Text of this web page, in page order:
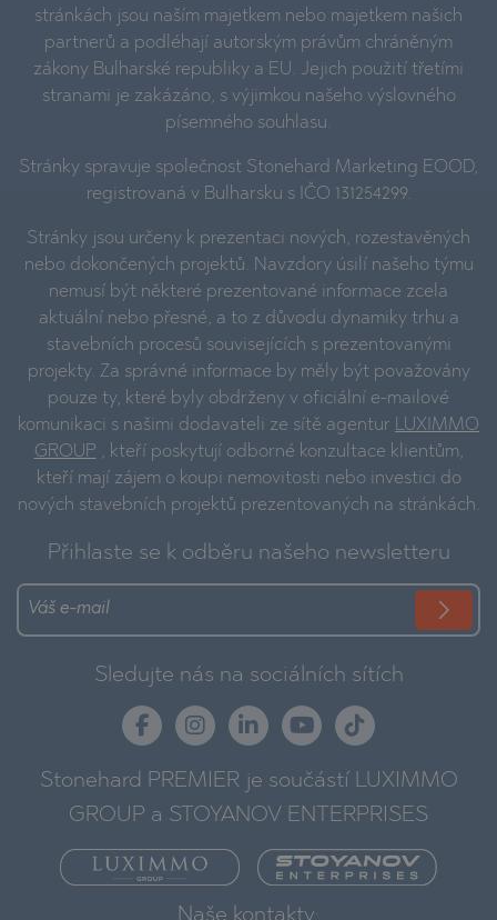
stránkách jsou naším majetkem nebo majetkem našich
partnerů a podléhají autorským právům chráněným
zákony Bulharské republiky a EU. Jejich použití třetími
stranami je zakázáno, s výjimkou našeho výslovného
písemného souhlasu.
Stránky spravuje společnost Stonehard Marketing EOOD,
registrovaná v Bulharsku s IČO 131254299.
Stránky jsou určeny k prezentaci nových, rozestavěných
nebo dokončených projektů. Navzdory úsilí našeho týmu
nemusí být některé prezentované informace zcela
aktuální nebo přesné, a to z důvodu dynamiky trhu a
stavebních procesů souvisejících s prezentovanými
projekty. Za správné informace by měly být považovány
pouze ty, které byly obdrženy v oficiální e-mailové
komunikaci s našimi dodavateli ze sítě agentur LUXIMMO
GROUP , kteří poskytují odborné konzultace klientům,
kteří mají zájem o koupi nemovitosti nebo investici do
nových stavebních projektů prezentovaných na stránkách.
Přihlaste se k odběru našeho newsletteru
Sledujte nás na sociálních sítích
Stonehard PREMIER je součástí LUXIMMO
GROUP a STOYANOV ENTERPRISES